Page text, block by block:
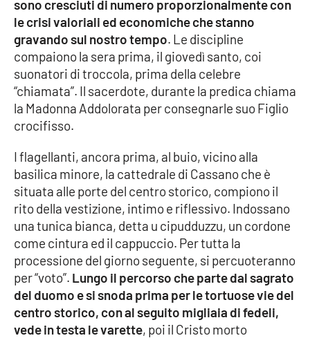
Imprese Di Calabria
Le perfidie di Antonella Grippo
Venti di comunicazione
LaC TV
LaC Network
LaC OnAir
EDIZIONI
LOCALI
Catanzaro
sono cresciuti di numero proporzionalmente con
le crisi valoriali ed economiche che stanno
gravando sul nostro tempo. Le discipline
compaiono la sera prima, il giovedì santo, coi
suonatori di troccola, prima della celebre
“chiamata”. Il sacerdote, durante la predica chiama
la Madonna Addolorata per consegnarle suo Figlio
crocifisso.
I flagellanti, ancora prima, al buio, vicino alla
basilica minore, la cattedrale di Cassano che è
situata alle porte del centro storico, compiono il
rito della vestizione, intimo e riflessivo. Indossano
una tunica bianca, detta u cipudduzzu, un cordone
come cintura ed il cappuccio. Per tutta la
processione del giorno seguente, si percuoteranno
per “voto”. Lungo il percorso che parte dal sagrato
del duomo e si snoda prima per le tortuose vie del
centro storico, con al seguito migliaia di fedeli,
vede in testa le varette, poi il Cristo morto